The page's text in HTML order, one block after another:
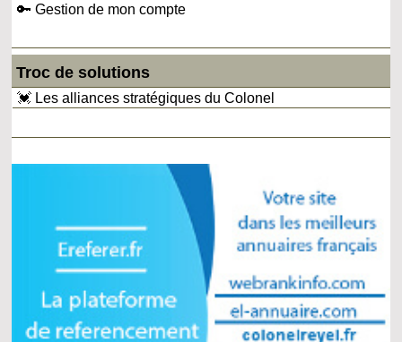
🔑 Gestion de mon compte
Troc de solutions
💓 Les alliances stratégiques du Colonel